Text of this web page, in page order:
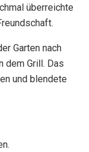
überreichte
Garten nach
dem Grill. Das
und blendete